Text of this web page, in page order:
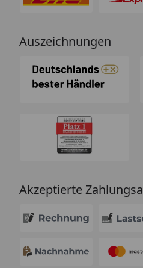
Auszeichnungen
Akzeptierte